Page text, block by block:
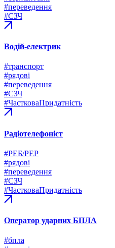
#переведення
#СЗЧ
Водій-електрик
#транспорт
#рядові
#переведення
#СЗЧ
#ЧастковаПридатність
Радіотелефоніст
#РЕБ/РЕР
#рядові
#переведення
#СЗЧ
#ЧастковаПридатність
Оператор ударних БПЛА
#бпла